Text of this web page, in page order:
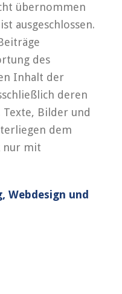
übernommen
ausgeschlossen.
des
Inhalt der
deren
Bilder und
dem
nur mit
Webdesign und